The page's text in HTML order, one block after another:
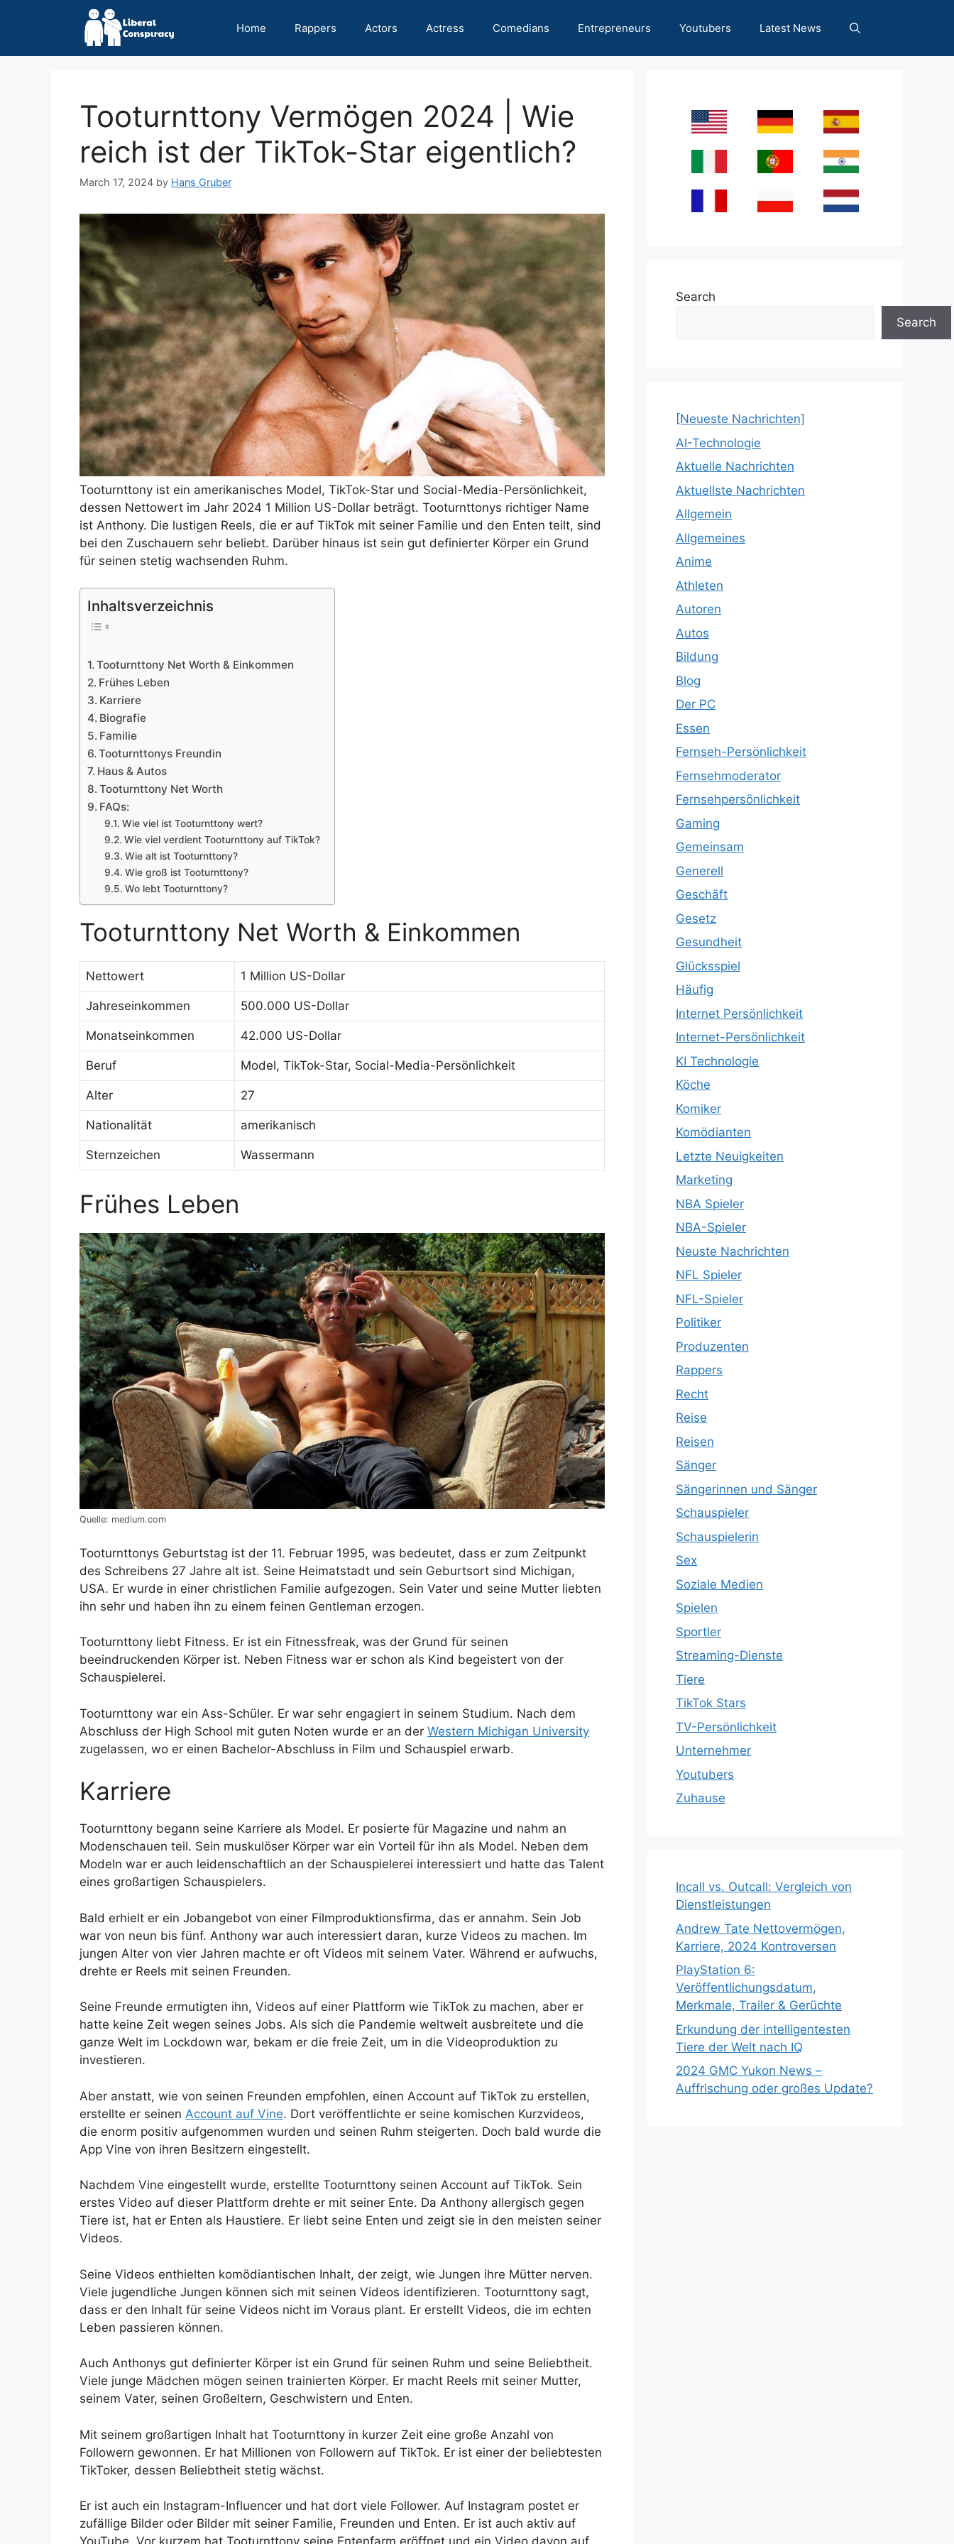
Home Rappers Actors Actress Comedians Entrepreneurs Youtubers Latest News
Tooturnttony Vermögen 2024 | Wie
reich ist der TikTok-Star eigentlich?
March 17, 2024 by Hans Gruber
Tooturnttony ist ein amerikanisches Model, TikTok-Star und Social-Media-Persönlichkeit,
dessen Nettowert im Jahr 2024 1 Million US-Dollar beträgt. Tooturnttonys richtiger Name
ist Anthony. Die lustigen Reels, die er auf TikTok mit seiner Familie und den Enten teilt, sind
bei den Zuschauern sehr beliebt. Darüber hinaus ist sein gut definierter Körper ein Grund
für seinen stetig wachsenden Ruhm.
Inhaltsverzeichnis
Tooturnttony Net Worth & Einkommen
Frühes Leben
Karriere
Biografie
Familie
Tooturnttonys Freundin
Haus & Autos
Tooturnttony Net Worth
FAQs:
Wie viel ist Tooturnttony wert?
Wie viel verdient Tooturnttony auf TikTok?
Wie alt ist Tooturnttony?
Wie groß ist Tooturnttony?
Wo lebt Tooturnttony?
Tooturnttony Net Worth & Einkommen
Nettowert 1 Million US-Dollar
Jahreseinkommen 500.000 US-Dollar
Monatseinkommen 42.000 US-Dollar
Beruf Model, TikTok-Star, Social-Media-Persönlichkeit
Alter 27
Nationalität amerikanisch
Sternzeichen Wassermann
Frühes Leben
Quelle: medium.com
Tooturnttonys Geburtstag ist der 11. Februar 1995, was bedeutet, dass er zum Zeitpunkt
des Schreibens 27 Jahre alt ist. Seine Heimatstadt und sein Geburtsort sind Michigan,
USA. Er wurde in einer christlichen Familie aufgezogen. Sein Vater und seine Mutter liebten
ihn sehr und haben ihn zu einem feinen Gentleman erzogen.
Tooturnttony liebt Fitness. Er ist ein Fitnessfreak, was der Grund für seinen
beeindruckenden Körper ist. Neben Fitness war er schon als Kind begeistert von der
Schauspielerei.
Tooturnttony war ein Ass-Schüler. Er war sehr engagiert in seinem Studium. Nach dem
Abschluss der High School mit guten Noten wurde er an der Western Michigan University
zugelassen, wo er einen Bachelor-Abschluss in Film und Schauspiel erwarb.
Karriere
Tooturnttony begann seine Karriere als Model. Er posierte für Magazine und nahm an
Modenschauen teil. Sein muskulöser Körper war ein Vorteil für ihn als Model. Neben dem
Modeln war er auch leidenschaftlich an der Schauspielerei interessiert und hatte das Talent
eines großartigen Schauspielers.
Bald erhielt er ein Jobangebot von einer Filmproduktionsfirma, das er annahm. Sein Job
war von neun bis fünf. Anthony war auch interessiert daran, kurze Videos zu machen. Im
jungen Alter von vier Jahren machte er oft Videos mit seinem Vater. Während er aufwuchs,
drehte er Reels mit seinen Freunden.
Seine Freunde ermutigten ihn, Videos auf einer Plattform wie TikTok zu machen, aber er
hatte keine Zeit wegen seines Jobs. Als sich die Pandemie weltweit ausbreitete und die
ganze Welt im Lockdown war, bekam er die freie Zeit, um in die Videoproduktion zu
investieren.
Aber anstatt, wie von seinen Freunden empfohlen, einen Account auf TikTok zu erstellen,
erstellte er seinen Account auf Vine. Dort veröffentlichte er seine komischen Kurzvideos,
die enorm positiv aufgenommen wurden und seinen Ruhm steigerten. Doch bald wurde die
App Vine von ihren Besitzern eingestellt.
Nachdem Vine eingestellt wurde, erstellte Tooturnttony seinen Account auf TikTok. Sein
erstes Video auf dieser Plattform drehte er mit seiner Ente. Da Anthony allergisch gegen
Tiere ist, hat er Enten als Haustiere. Er liebt seine Enten und zeigt sie in den meisten seiner
Videos.
Seine Videos enthielten komödiantischen Inhalt, der zeigt, wie Jungen ihre Mütter nerven.
Viele jugendliche Jungen können sich mit seinen Videos identifizieren. Tooturnttony sagt,
dass er den Inhalt für seine Videos nicht im Voraus plant. Er erstellt Videos, die im echten
Leben passieren können.
Auch Anthonys gut definierter Körper ist ein Grund für seinen Ruhm und seine Beliebtheit.
Viele junge Mädchen mögen seinen trainierten Körper. Er macht Reels mit seiner Mutter,
seinem Vater, seinen Großeltern, Geschwistern und Enten.
Mit seinem großartigen Inhalt hat Tooturnttony in kurzer Zeit eine große Anzahl von
Followern gewonnen. Er hat Millionen von Followern auf TikTok. Er ist einer der beliebtesten
TikToker, dessen Beliebtheit stetig wächst.
Er ist auch ein Instagram-Influencer und hat dort viele Follower. Auf Instagram postet er
zufällige Bilder oder Bilder mit seiner Familie, Freunden und Enten. Er ist auch aktiv auf
Search
Search
[Neueste Nachrichten]
AI-Technologie
Aktuelle Nachrichten
Aktuellste Nachrichten
Allgemein
Allgemeines
Anime
Athleten
Autoren
Autos
Bildung
Blog
Der PC
Essen
Fernseh-Persönlichkeit
Fernsehmoderator
Fernsehpersönlichkeit
Gaming
Gemeinsam
Generell
Geschäft
Gesetz
Gesundheit
Glücksspiel
Häufig
Internet Persönlichkeit
Internet-Persönlichkeit
KI Technologie
Köche
Komiker
Komödianten
Letzte Neuigkeiten
Marketing
NBA Spieler
NBA-Spieler
Neuste Nachrichten
NFL Spieler
NFL-Spieler
Politiker
Produzenten
Rappers
Recht
Reise
Reisen
Sänger
Sängerinnen und Sänger
Schauspieler
Schauspielerin
Sex
Soziale Medien
Spielen
Sportler
Streaming-Dienste
Tiere
TikTok Stars
TV-Persönlichkeit
Unternehmer
Youtubers
Zuhause
Incall vs. Outcall: Vergleich von
Dienstleistungen
Andrew Tate Nettovermögen,
Karriere, 2024 Kontroversen
PlayStation 6:
Veröffentlichungsdatum,
Merkmale, Trailer & Gerüchte
Erkundung der intelligentesten
Tiere der Welt nach IQ
2024 GMC Yukon News –
Auffrischung oder großes Update?